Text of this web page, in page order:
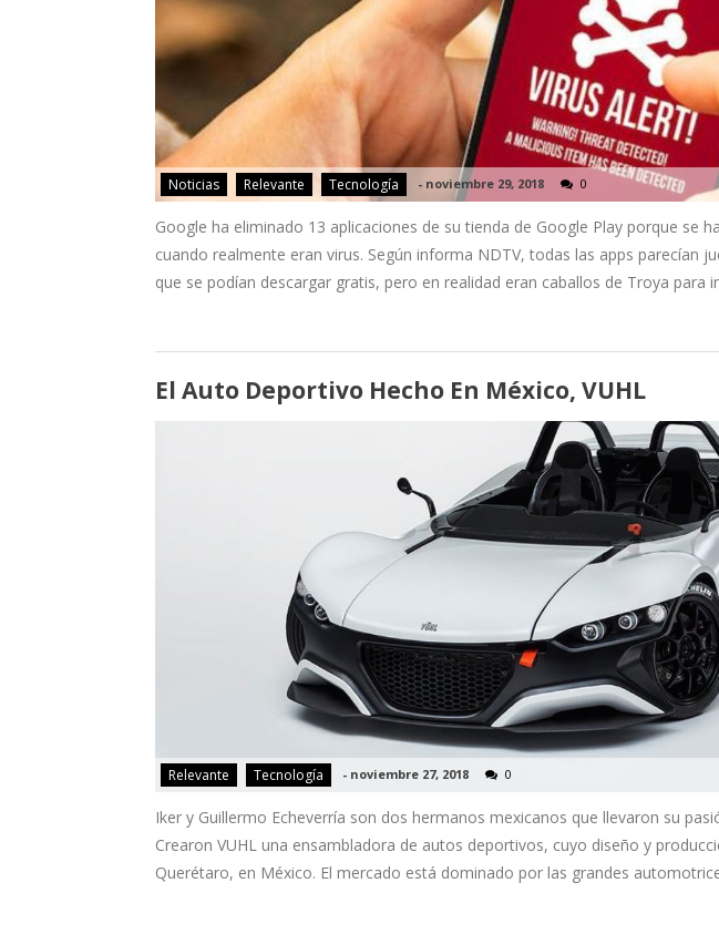
Noticias Relevante Tecnología - noviembre 29, 2018 0
Google ha eliminado 13 aplicaciones de su tienda de Google Play porque se
cuando realmente eran virus. Según informa NDTV, todas las apps parecían
que se podían descargar gratis, pero en realidad eran caballos de Troya para
El Auto Deportivo Hecho En México, VUHL
Relevante Tecnología - noviembre 27, 2018 0
Iker y Guillermo Echeverría son dos hermanos mexicanos que llevaron su
Crearon VUHL una ensambladora de autos deportivos, cuyo diseño y
Querétaro, en México. El mercado está dominado por las grandes